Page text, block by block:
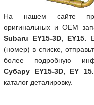
На нашем сайте
оригинальных и ОЕМ
Subaru EY15-3D, EY15.
(номер) в списке,
более подробную
Субару EY15-3D, EY 15.
каталог деталировку.